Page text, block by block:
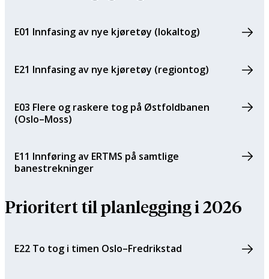
E01 Innfasing av nye kjøretøy (lokaltog)
E21 Innfasing av nye kjøretøy (regiontog)
E03 Flere og raskere tog på Østfoldbanen
(Oslo–Moss)
E11 Innføring av ERTMS på samtlige
banestrekninger
Prioritert til planlegging i 2026
E22 To tog i timen Oslo–Fredrikstad